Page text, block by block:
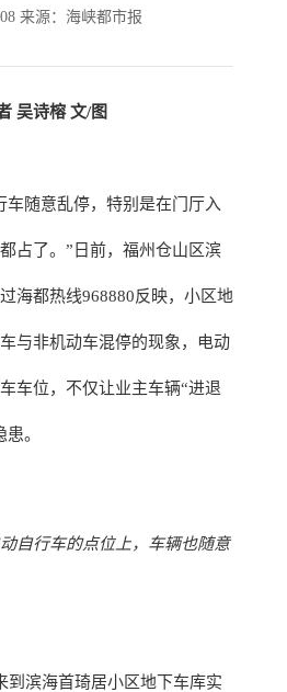
来源：海峡都市报
吴诗榕 文/图
车随意乱停，特别是在门厅入
占了。”日前，福州仓山区滨
海都热线968880反映，小区地
与非机动车混停的现象，电动
车位，不仅让业主车辆“进退
。
自行车的点位上，车辆也随意
到滨海首琦居小区地下车库实